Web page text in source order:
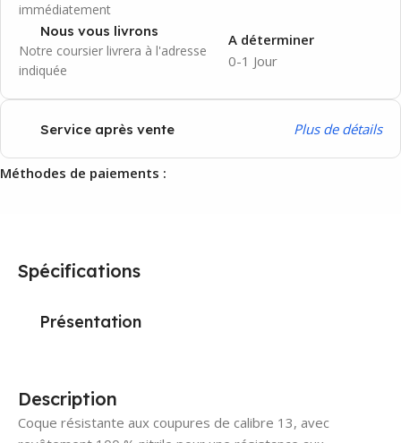
immédiatement
Nous vous livrons
Notre coursier livrera à l'adresse
indiquée
0-1 Jour
A déterminer
Service après vente Plus de détails
Méthodes de paiements :
Description
Coque résistante aux coupures de calibre 13, avec
Spécifications
Présentation